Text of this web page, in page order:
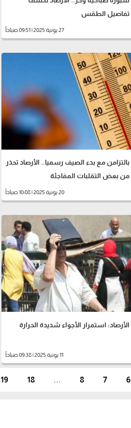
تفاصيل الطقس
27 يونية 2025 | 09:51 صباحاً
بالتزامن مع بدء الصيف رسميا.. الأرصاد تحذر
من بعض التقلبات المفاجئة
20 يونية 2025 | 10:08 صباحاً
الأرصاد: استمرار الأجواء شديدة الحرارة
11 يونية 2025 | 09:38 صباحاً
6
7
8
...
18
19